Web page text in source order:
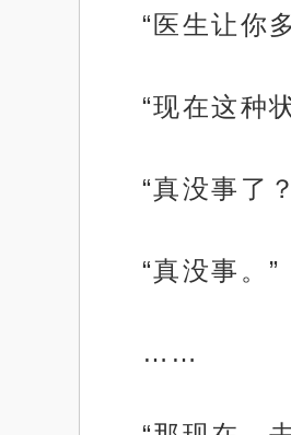
“医生让你
“现在这种
“真没事了
“真没事。”
……